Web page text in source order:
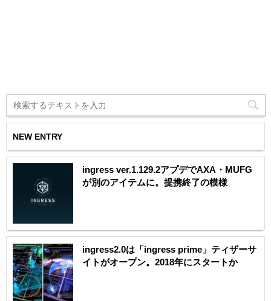
NEW ENTRY
ingress ver.1.129.2アプデでAXA・MUFG
が別のアイテムに。提携終了の模様
ingress2.0は「ingress prime」ティザーサ
イトがオープン。2018年にスタートか